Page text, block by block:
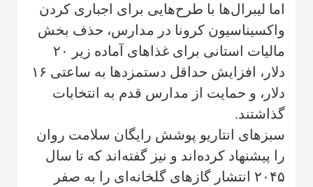
اما لیبرال‌ها با طرح‌هایی برای اجباری کردن
واکسیناسیون کرونا در مدارس، حذف بخش
مالیات استانی برای غذاهای آماده زیر ۲۰
دلار، افزایش حداقل دستمزدها به ساعتی ۱۶
دلار، و حمایت از مدارس قدم به انتخابات
گذاشتند.
سبزهای انتاریو پوشش رایگان سلامت روان
را پیشنهاد کرده‌اند و نیز گفته‌اند که تا سال
۲۰۴۵ انتشار گازهای گلخانه‌ای را به صفر